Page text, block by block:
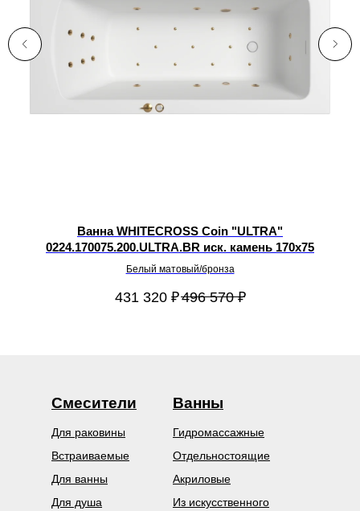
Ванна WHITECROSS Coin "ULTRA"
0224.170075.200.ULTRA.BR иск. камень 170х75
Белый матовый/бронза
431 320 ₽496 570 ₽
Смесители
Встраиваемые
Для ванны
Для душа
Для раковины
Ванны
Из искусственного
Гидромассажные
Акриловые
Отдельностоящие